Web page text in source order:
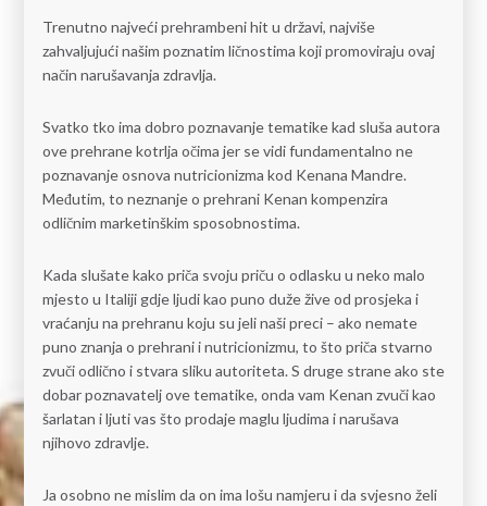
Trenutno najveći prehrambeni hit u državi, najviše
zahvaljujući našim poznatim ličnostima koji promoviraju ovaj
način narušavanja zdravlja.
Svatko tko ima dobro poznavanje tematike kad sluša autora
ove prehrane kotrlja očima jer se vidi fundamentalno ne
poznavanje osnova nutricionizma kod Kenana Mandre.
Međutim, to neznanje o prehrani Kenan kompenzira
odličnim marketinškim sposobnostima.
Kada slušate kako priča svoju priču o odlasku u neko malo
mjesto u Italiji gdje ljudi kao puno duže žive od prosjeka i
vraćanju na prehranu koju su jeli naši preci – ako nemate
puno znanja o prehrani i nutricionizmu, to što priča stvarno
zvuči odlično i stvara sliku autoriteta. S druge strane ako ste
dobar poznavatelj ove tematike, onda vam Kenan zvuči kao
šarlatan i ljuti vas što prodaje maglu ljudima i narušava
njihovo zdravlje.
Ja osobno ne mislim da on ima lošu namjeru i da svjesno želi